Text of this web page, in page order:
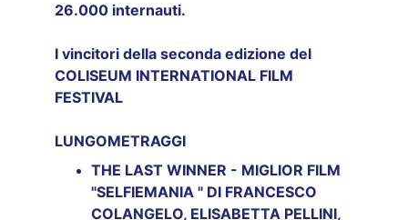
26.000 internauti.
I vincitori della seconda edizione del
COLISEUM INTERNATIONAL FILM
FESTIVAL
LUNGOMETRAGGI
THE LAST WINNER - MIGLIOR FILM
"SELFIEMANIA " DI FRANCESCO
COLANGELO, ELISABETTA PELLINI,